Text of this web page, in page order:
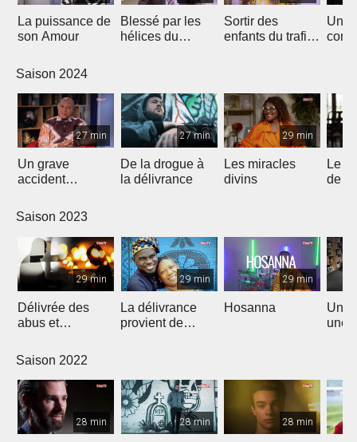
La puissance de
son Amour
Blessé par les
hélices du
Sortir des
enfants du trafic
Un
Saison 2024
27 min
Un grave
accident
vie
27 min
De la drogue à
la délivrance
29 min
Les miracles
divins
Le
de
Saison 2023
29 min
Délivrée des
abus et
Christ
29 min
La délivrance
provient de
29 min
Hosanna
Un
une
Saison 2022
28 min 28 min 28 min